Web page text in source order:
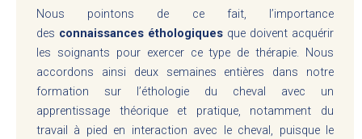
Nous pointons de ce fait, l’importance
des connaissances éthologiques que doivent acquérir
les soignants pour exercer ce type de thérapie. Nous
accordons ainsi deux semaines entières dans notre
formation sur l’éthologie du cheval avec un
apprentissage théorique et pratique, notamment du
travail à pied en interaction avec le cheval, puisque le